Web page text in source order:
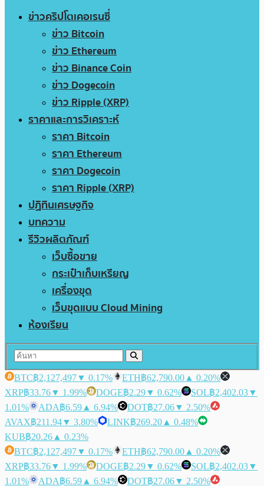
ข่าวคริปโตเคอเรนซี่
ข่าว Bitcoin
ข่าว Ethereum
ข่าว Binance Coin
ข่าว Dogecoin
ข่าว Ripple (XRP)
ราคาและการวิเคราะห์
ราคา Bitcoin
ราคา Ethereum
ราคา Dogecoin
ราคา Ripple (XRP)
ปฏิทินเศรษฐกิจ
บทความ
รีวิวผลิตภัณฑ์
เว็บซื้อขาย
กระเป๋าเก็บเหรียญ
เครื่องขุด
เว็บขุดแบบ Cloud Mining
ห้องเรียน
BTC฿2,127,497▼ 0.17% ETH฿62,790.00 ▲ 0.20%
XRP฿33.76▼ 1.99% DOGE฿2.29▼ 0.62% SOL฿2,402.03▼
1.01%
ADA฿6.59 ▲ 6.94% DOT฿27.06▼ 2.50%
AVAX฿211.94▼ 3.80% LINK฿269.20 ▲ 0.48%
KUB฿20.26 ▲ 0.23%
BTC฿2,127,497▼ 0.17% ETH฿62,790.00 ▲ 0.20%
XRP฿33.76▼ 1.99% DOGE฿2.29▼ 0.62% SOL฿2,402.03▼
1.01%
ADA฿6.59 ▲ 6.94% DOT฿27.06▼ 2.50%